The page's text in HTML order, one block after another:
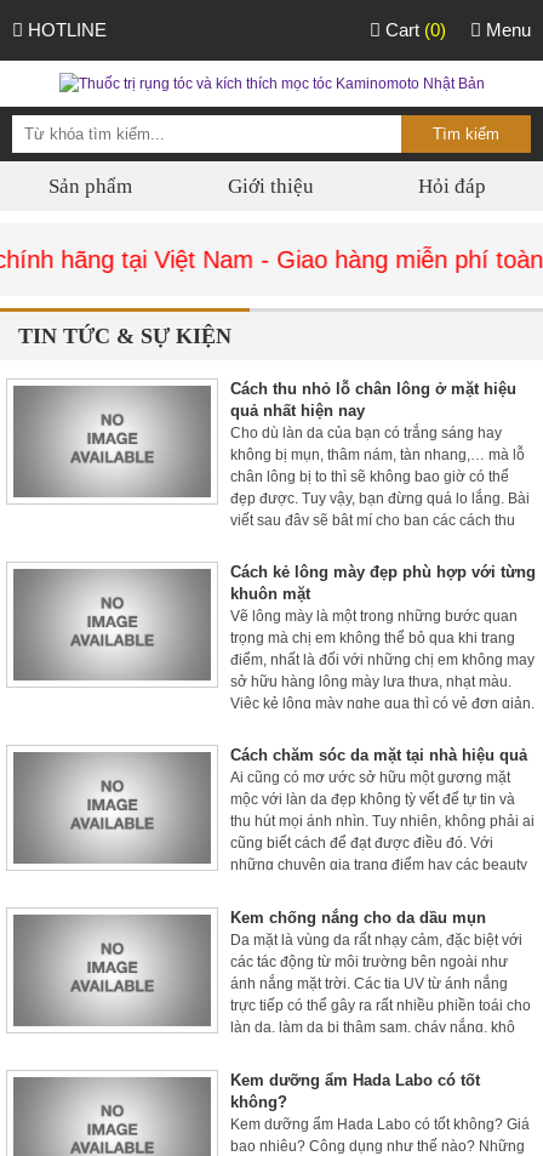
HOTLINE Menu
Cart (0)
Sản phẩm Giới thiệu Hỏi đáp
hãng tại Việt Nam - Giao hàng miễn phí toàn
TIN TỨC & SỰ KIỆN
Cách thu nhỏ lỗ chân lông ở mặt hiệu
quả nhất hiện nay
Cho dù làn da của bạn có trắng sáng hay
không bị mụn, thâm nám, tàn nhang,… mà lỗ
chân lông bị to thì sẽ không bao giờ có thể
đẹp được. Tuy vậy, bạn đừng quá lo lắng. Bài
viết sau đây sẽ bật mí cho bạn các cách thu
nay để làn da của bạn trở nên đẹp hoàn hảo,
hãy cùng khám phá nhé!
Cách kẻ lông mày đẹp phù hợp với từng
khuôn mặt
Vẽ lông mày là một trong những bước quan
trọng mà chị em không thể bỏ qua khi trang
điểm, nhất là đối với những chị em không may
sở hữu hàng lông mày lưa thưa, nhạt màu.
Việc kẻ lông mày nghe qua thì có vẻ đơn giản,
là điều không phải ai cũng làm được. Hãy
tham khảo áp dụng cách kẻ lông mày đẹp
dưới đây trở nên xinh đẹp và tự tin hơn mỗi
ngày nhé!
Cách chăm sóc da mặt tại nhà hiệu quả
Ai cũng có mơ ước sở hữu một gương mặt
mộc với làn da đẹp không tỳ vết để tự tin và
thu hút mọi ánh nhìn. Tuy nhiên, không phải ai
cũng biết cách để đạt được điều đó. Với
những chuyên gia trang điểm hay các beauty
cùng giản đơn.
Kem chống nắng cho da dầu mụn
Da mặt là vùng da rất nhạy cảm, đặc biệt với
các tác động từ môi trường bên ngoài như
ánh nắng mặt trời. Các tia UV từ ánh nắng
trực tiếp có thể gây ra rất nhiều phiền toái cho
làn da, làm da bị thâm sạm, cháy nắng, khô
diễn ra nhanh hơn, thậm chí có thể gây ung
thư da.
Kem dưỡng ẩm Hada Labo có tốt
không?
Kem dưỡng ẩm Hada Labo có tốt không? Giá
bao nhiêu? Công dụng như thế nào? Những